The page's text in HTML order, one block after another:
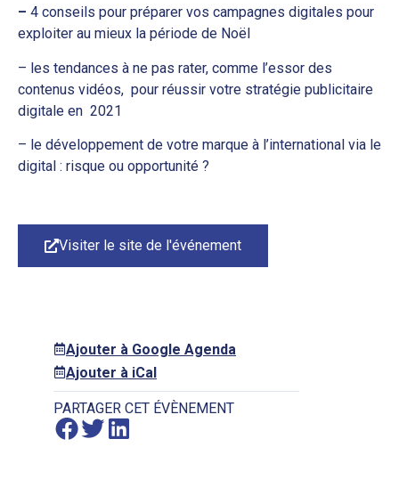
– 4 conseils pour préparer vos campagnes digitales pour
exploiter au mieux la période de Noël
– les tendances à ne pas rater, comme l’essor des
contenus vidéos, pour réussir votre stratégie publicitaire
digitale en 2021
– le développement de votre marque à l’international via le
digital : risque ou opportunité ?
Visiter le site de l'événement
Ajouter à Google Agenda
Ajouter à iCal
PARTAGER CET ÉVÈNEMENT